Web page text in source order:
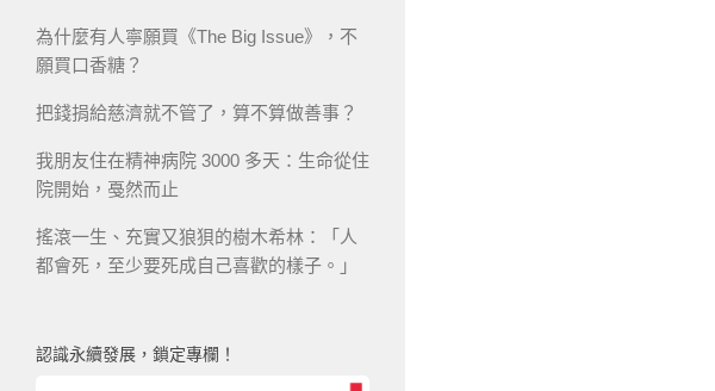
為什麼有人寧願買《The Big Issue》，不
願買口香糖？
把錢捐給慈濟就不管了，算不算做善事？
我朋友住在精神病院 3000 多天：生命從住
院開始，戞然而止
搖滾一生、充實又狼狽的樹木希林：「人
都會死，至少要死成自己喜歡的樣子。」
認識永續發展，鎖定專欄！